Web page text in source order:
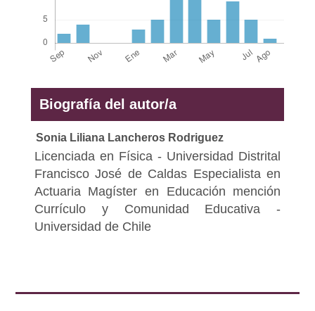
Biografía del autor/a
Sonia Liliana Lancheros Rodriguez
Licenciada en Física - Universidad Distrital
Francisco José de Caldas Especialista en
Actuaria Magíster en Educación mención
Currículo y Comunidad Educativa -
Universidad de Chile